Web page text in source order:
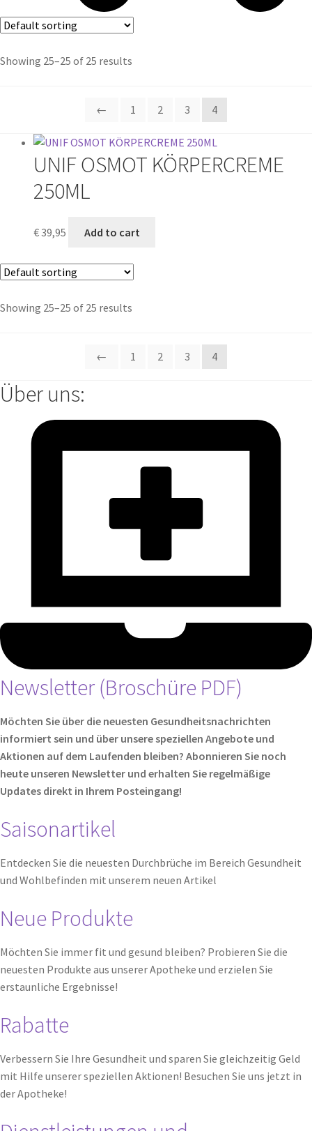
Showing 25–25 of 25 results
← 1 2 3 4
UNIF OSMOT KÖRPERCREME
250ML
€39,95 Add to cart
Showing 25–25 of 25 results
← 1 2 3 4
Über uns:
Newsletter (Broschüre PDF)
Möchten Sie über die neuesten Gesundheitsnachrichten
informiert sein und über unsere speziellen Angebote und
Aktionen auf dem Laufenden bleiben? Abonnieren Sie noch
heute unseren Newsletter und erhalten Sie regelmäßige
Updates direkt in Ihrem Posteingang!
Saisonartikel
Entdecken Sie die neuesten Durchbrüche im Bereich Gesundheit
und Wohlbefinden mit unserem neuen Artikel
Neue Produkte
Möchten Sie immer fit und gesund bleiben? Probieren Sie die
neuesten Produkte aus unserer Apotheke und erzielen Sie
erstaunliche Ergebnisse!
Rabatte
Verbessern Sie Ihre Gesundheit und sparen Sie gleichzeitig Geld
mit Hilfe unserer speziellen Aktionen! Besuchen Sie uns jetzt in
der Apotheke!